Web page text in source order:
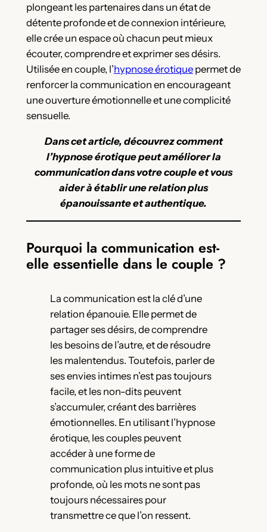
plongeant les partenaires dans un état de
détente profonde et de connexion intérieure,
elle crée un espace où chacun peut mieux
écouter, comprendre et exprimer ses désirs.
Utilisée en couple, l’hypnose érotiquepermet de
renforcer la communication en encourageant
une ouverture émotionnelle et une complicité
sensuelle.
Dans cet article, découvrez comment
l’hypnose érotique peut améliorer la
communication dans votre couple et vous
aider à établir une relation plus
épanouissante et authentique.
Pourquoi la communication est-
elle essentielle dans le couple ?
La communication est la clé d’une
relation épanouie. Elle permet de
partager ses désirs, de comprendre
les besoins de l’autre, et de résoudre
les malentendus. Toutefois, parler de
ses envies intimes n’est pas toujours
facile, et les non-dits peuvent
s’accumuler, créant des barrières
émotionnelles. En utilisant l’hypnose
érotique, les couples peuvent
accéder à une forme de
communication plus intuitive et plus
profonde, où les mots ne sont pas
toujours nécessaires pour
transmettre ce que l’on ressent.